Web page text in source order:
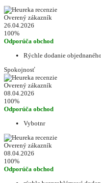
Overený zákazník
26.04.2026
100%
Odporúča obchod
Rýchle dodanie
Spokojnosť
Overený zákazník
08.04.2026
100%
Odporúča obchod
Vybotnr
Overený zákazník
08.04.2026
100%
Odporúča obchod